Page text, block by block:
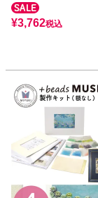
¥3,762税込